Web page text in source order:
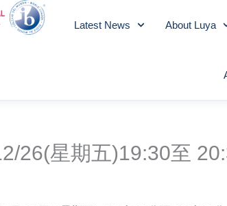
Latest News About Luya
26(星期五)19:30至